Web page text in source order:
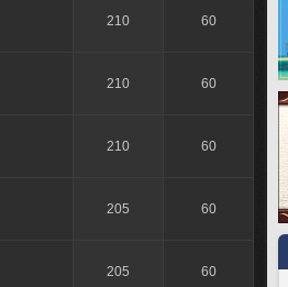
210 60
210 60
210 60
205 60
205 60